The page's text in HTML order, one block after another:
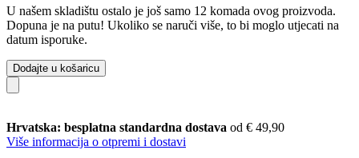
U našem skladištu ostalo je još samo 12 komada ovog proizvoda.
Dopuna je na putu! Ukoliko se naruči više, to bi moglo utjecati na
datum isporuke.
Dodajte u košaricu
Hrvatska: besplatna standardna dostava od € 49,90
Više informacija o otpremi i dostavi